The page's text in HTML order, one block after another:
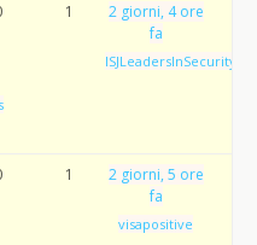
1
2 giorni, 4 ore
fa
1
2 giorni, 5 ore
fa
visapositive